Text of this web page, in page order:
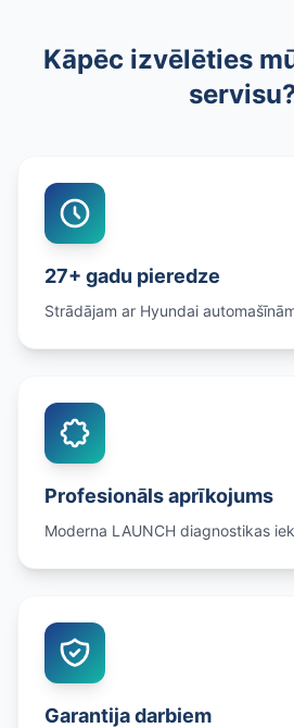
Kāpēc izvēlēties
27+ gadu pieredze
Strādājam ar Hyundai
Profesionāls aprīkojums
Moderna LAUNCH diagnostikas
Garantija darbiem